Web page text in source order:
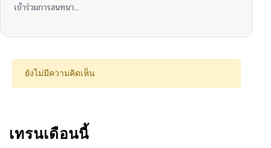
05/13/2026
ตอนที่ 48 05/13/2026
ตอนที่ 46
เข้าร่วมการสนทนา...
ยังไม่มีความคิดเห็น
เทรนเดือนนี้